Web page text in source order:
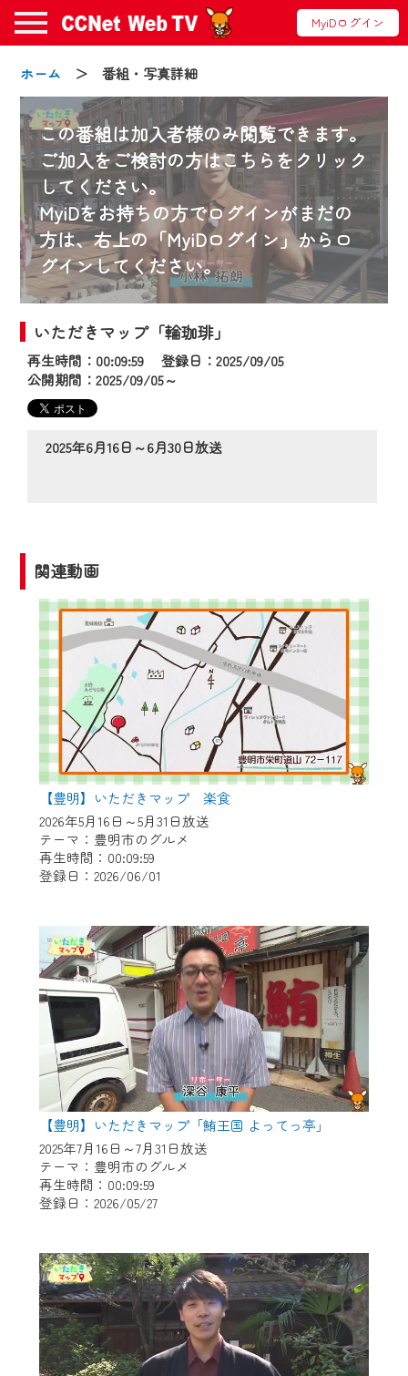
MyiDログイン
ホーム ＞ 番組・写真詳細
この番組は加入者様のみ閲覧できます。
ご加入をご検討の方はこちらをクリック
してください。
MyiDをお持ちの方でログインがまだの
方は、右上の「MyiDログイン」からロ
グインしてください。
いただきマップ「輪珈琲」
再生時間：00:09:59 登録日：2025/09/05
公開期間：2025/09/05～
2025年6月16日～6月30日放送
関連動画
【豊明】いただきマップ 楽食
2026年5月16日～5月31日放送
テーマ：豊明市のグルメ
再生時間：00:09:59
登録日：2026/06/01
【豊明】いただきマップ「鮪王国 よってっ亭」
2025年7月16日～7月31日放送
テーマ：豊明市のグルメ
再生時間：00:09:59
登録日：2026/05/27
お知らせ
2024/09/02
動画配信サービス『CCNet Web TV』は2024
年9月24日からリニューアルします！
【変更点】
◆デザイン変更により、お住まいの地域
の動画コンテンツが一目瞭然。
◆当社アプリやＰＣブラウザから、いつ
でも・どこでも・外出先でも！
CCNetサービスエリア20市町の地域情報
番組をご視聴いただけます！
『CCNet Web TV』を利用いただくには、
一部コンテンツを除き、
CCNetサービスへの加入と『CCNetマイ
ページ※』へのログインが必要となりま
す。
何卒、ご理解ご了承の程よろしくお願い
いたします。
※マイページへのログインには、MyIDが必
要となります。
※MyIDとは、CCNet Web TVを含むCCNetの
各種サービスをご利用頂くためのIDです。
IDはお客様が使っているメールアドレス
で設定できます。
※マイページへのログイン・MyIDの新規登
録はこちらから
※CCNetアプリをご利用中の方は引き続き
ご視聴いただけます。
＜メンテナンス情報＞
CCNetWebTVのリニューアルにともないメ
ンテナンス作業を予定しています。
日時 9/24 9:30～16:30
作業の間は、CCNetWebTVの画面が「メン
ん。
ご不便をおかけいたしますが、ご了承の程
よろしくお願いいたします。